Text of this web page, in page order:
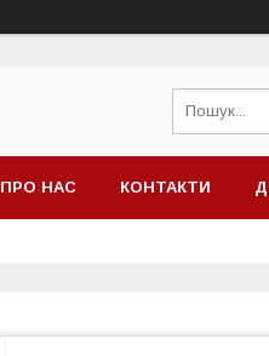
ПРО НАС КОНТАКТИ